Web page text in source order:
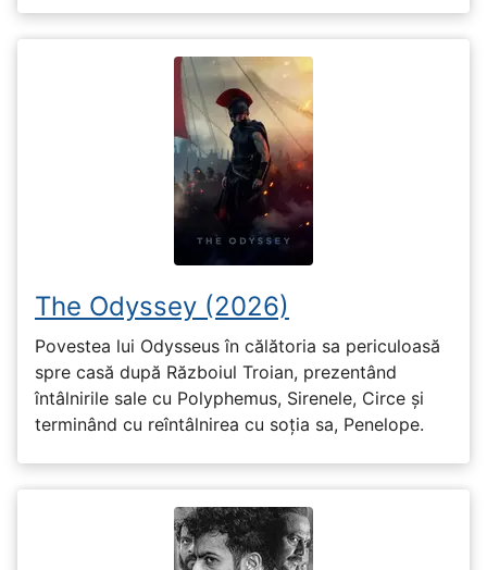
The Odyssey (2026)
Povestea lui Odysseus în călătoria sa periculoasă
spre casă după Războiul Troian, prezentând
întâlnirile sale cu Polyphemus, Sirenele, Circe și
terminând cu reîntâlnirea cu soția sa, Penelope.